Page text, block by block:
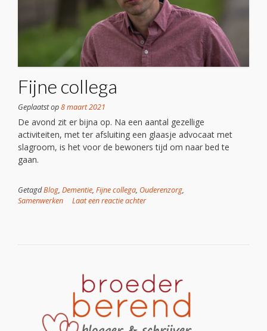
Fijne collega
Geplaatst op8 maart 2021
De avond zit er bijna op. Na een aantal gezellige
activiteiten, met ter afsluiting een glaasje advocaat met
slagroom, is het voor de bewoners tijd om naar bed te
gaan.
GetagdBlog, Dementie, Fijne collega, Ouderenzorg,
Samenwerken
Laat een reactie achter